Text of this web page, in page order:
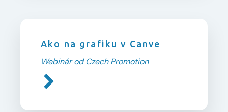
Ako na grafiku v Canve
Webinár od Czech Promotion